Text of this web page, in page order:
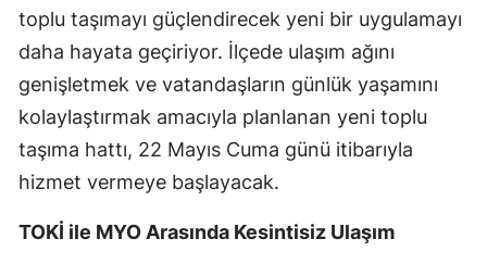
toplu taşımayı güçlendirecek yeni bir uygulamayı
daha hayata geçiriyor. İlçede ulaşım ağını
genişletmek ve vatandaşların günlük yaşamını
kolaylaştırmak amacıyla planlanan yeni toplu
taşıma hattı, 22 Mayıs Cuma günü itibarıyla
hizmet vermeye başlayacak.
TOKİ ile MYO Arasında Kesintisiz Ulaşım